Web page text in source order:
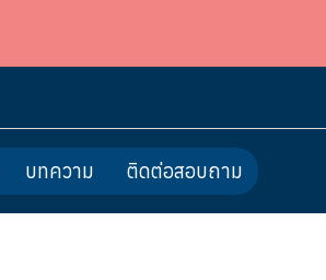
บทความ ติดต่อสอบถาม